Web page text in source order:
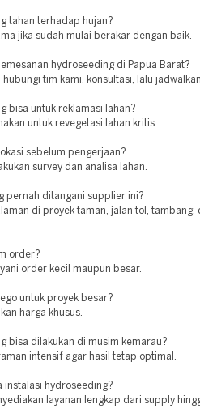
tahan terhadap hujan?
jika sudah mulai berakar dengan baik.
hydroseeding di Papua Barat?
hubungi tim kami, konsultasi, lalu
bisa untuk reklamasi lahan?
untuk revegetasi lahan kritis.
sebelum pengerjaan?
survey dan analisa lahan.
pernah ditangani supplier ini?
di proyek taman, jalan tol, tambang,
order?
order kecil maupun besar.
untuk proyek besar?
harga khusus.
bisa dilakukan di musim kemarau?
intensif agar hasil tetap optimal.
instalasi hydroseeding?
layanan lengkap dari supply